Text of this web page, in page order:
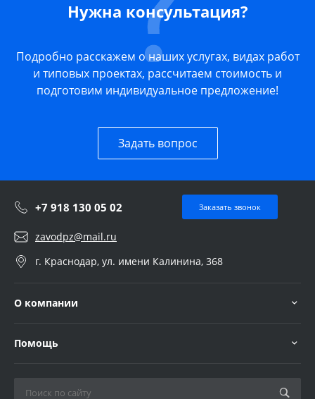
Нужна консультация?
Подробно расскажем о наших услугах, видах работ
и типовых проектах, рассчитаем стоимость и
подготовим индивидуальное предложение!
Задать вопрос
+7 918 130 05 02 Заказать звонок
zavodpz@mail.ru
г. Краснодар, ул. имени Калинина, 368
О компании
Помощь